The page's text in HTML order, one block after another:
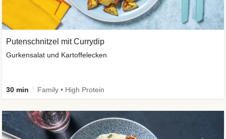
Putenschnitzel mit Currydip
Gurkensalat und Kartoffelecken
30 min Family • High Protein